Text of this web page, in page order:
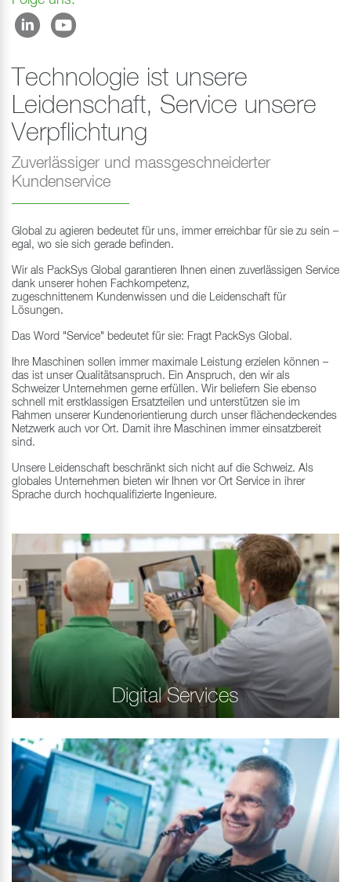
Technologie ist unsere
Leidenschaft, Service unsere
Verpflichtung
Zuverlässiger und massgeschneiderter
Kundenservice
Global zu agieren bedeutet für uns, immer erreichbar für sie zu sein –
egal, wo sie sich gerade befinden.
Wir als PackSys Global garantieren Ihnen einen zuverlässigen Service
dank unserer hohen Fachkompetenz,
zugeschnittenem Kundenwissen und die Leidenschaft für
Lösungen.
Das Word "Service" bedeutet für sie: Fragt PackSys Global.
Ihre Maschinen sollen immer maximale Leistung erzielen können –
das ist unser Qualitätsanspruch. Ein Anspruch, den wir als
Schweizer Unternehmen gerne erfüllen. Wir beliefern Sie ebenso
schnell mit erstklassigen Ersatzteilen und unterstützen sie im
Rahmen unserer Kundenorientierung durch unser flächendeckendes
Netzwerk auch vor Ort. Damit ihre Maschinen immer einsatzbereit
sind.
Unsere Leidenschaft beschränkt sich nicht auf die Schweiz. Als
globales Unternehmen bieten wir Ihnen vor Ort Service in ihrer
Sprache durch hochqualifizierte Ingenieure.
Digital Services